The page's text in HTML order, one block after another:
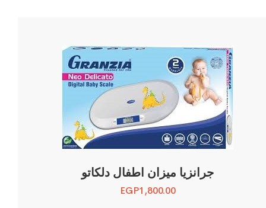
جرانزيا ميزان اطفال دلكاتو
EGP1,800.00